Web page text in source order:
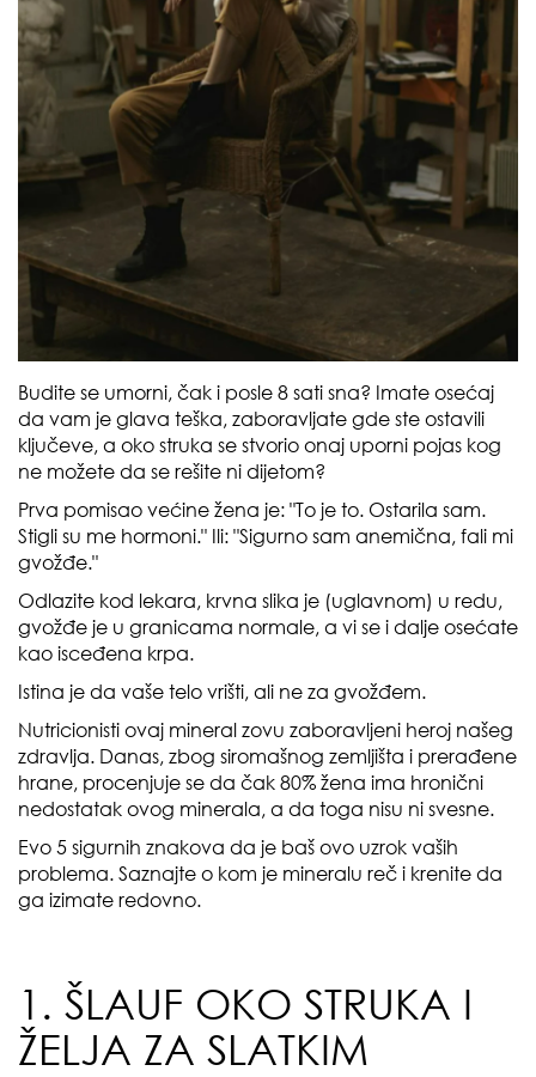
Budite se umorni, čak i posle 8 sati sna? Imate osećaj
da vam je glava teška, zaboravljate gde ste ostavili
ključeve, a oko struka se stvorio onaj uporni pojas kog
ne možete da se rešite ni dijetom?
Prva pomisao većine žena je: "To je to. Ostarila sam.
Stigli su me hormoni." Ili: "Sigurno sam anemična, fali mi
gvožđe."
Odlazite kod lekara, krvna slika je (uglavnom) u redu,
gvožđe je u granicama normale, a vi se i dalje osećate
kao isceđena krpa.
Istina je da vaše telo vrišti, ali ne za gvožđem.
Nutricionisti ovaj mineral zovu zaboravljeni heroj našeg
zdravlja. Danas, zbog siromašnog zemljišta i prerađene
hrane, procenjuje se da čak 80% žena ima hronični
nedostatak ovog minerala, a da toga nisu ni svesne.
Evo 5 sigurnih znakova da je baš ovo uzrok vaših
problema. Saznajte o kom je mineralu reč i krenite da
ga izimate redovno.
1. ŠLAUF OKO STRUKA I
ŽELJA ZA SLATKIM